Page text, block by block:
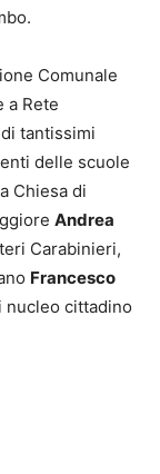
Comunale
a Rete
tantissimi
delle scuole
Chiesa di
Andrea
Carabinieri,
Francesco
nucleo cittadino